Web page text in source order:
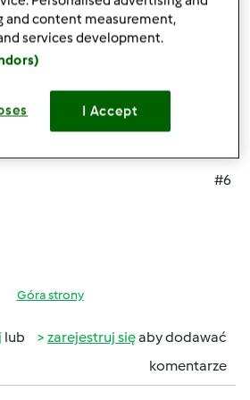
lub zarejestruj się aby dodawać
komentarze
#6
Góra strony
lub zarejestruj sięaby dodawać
komentarze
and content measurement,
services development.
I Accept